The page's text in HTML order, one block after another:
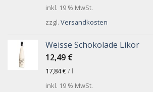
inkl. 19 % MwSt.
zzgl. Versandkosten
Weisse Schokolade Likör
12,49 €
17,84€/ l
inkl. 19 % MwSt.